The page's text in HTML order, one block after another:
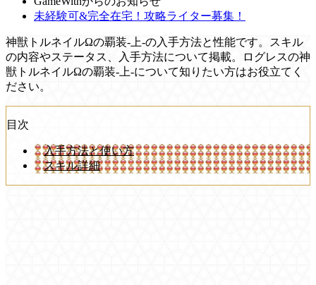
未経験可&完全在宅！攻略ライター募集！
神獣トルネイルΩの覇装-上-の入手方法と性能です。スキル
の内容やステータス、入手方法について掲載。ログレスの神
獣トルネイルΩの覇装-上-について知りたい方はお役立てく
ださい。
目次
入手方法と使い方
スキル詳細